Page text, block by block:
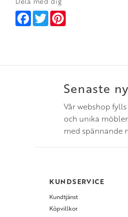
Facebook
Twitter
Senaste
Vår webshop
och unika
med spännande
KUNDSERVICE
Kundtjänst
Köpvillkor